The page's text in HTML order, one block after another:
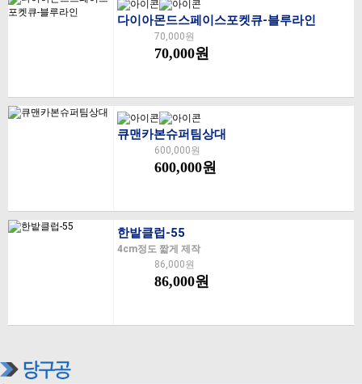
다이아몬드스페이스포켓큐-블루라인
70,000원
70,000원
큐맨카본슈퍼팀상대
600,000원
600,000원
한밭클럽-55
4cm정도 짧게 제작
86,000원
86,000원